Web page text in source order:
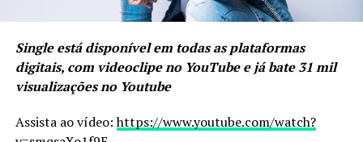
Single está disponível em todas as plataformas
digitais, com videoclipe no YouTube e já bate 31 mil
visualizações no Youtube
Assista ao vídeo:https://www.youtube.com/watch?